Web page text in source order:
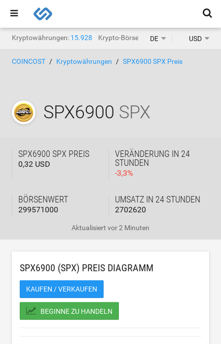
Kryptowährungen: 15.928 Krypto-Börsen: 1.471
DE USD
COINCOST Kryptowährungen SPX6900 SPX Preis
SPX6900 SPX
SPX6900 SPX PREIS
0,32 USD
VERÄNDERUNG IN 24
STUNDEN
-3,3%
BÖRSENWERT
299571000
UMSATZ IN 24 STUNDEN
2702620
Aktualisiert vor 2 Minuten
SPX6900 (SPX) PREIS DIAGRAMM
KAUFEN / VERKAUFEN
BEGINNE ZU HANDELN